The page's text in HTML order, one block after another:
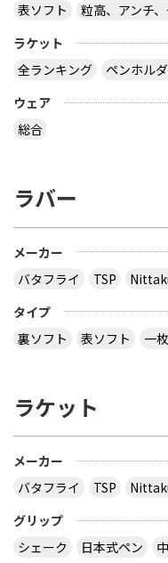
表ソフト
粒高、アンチ
ラケット
全ランキング
ペンホル
ウェア
総合
ラバー
メーカー
バタフライ
TSP
タイプ
裏ソフト
表ソフト 一
ラケット
メーカー
バタフライ
TSP
グリップ
シェーク
日本式ペン